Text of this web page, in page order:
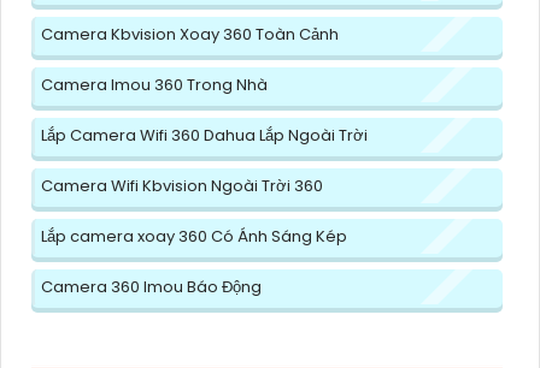
Camera Kbvision Xoay 360 Toàn Cảnh
Camera Imou 360 Trong Nhà
Lắp Camera Wifi 360 Dahua Lắp Ngoài Trời
Camera Wifi Kbvision Ngoài Trời 360
Lắp camera xoay 360 Có Ánh Sáng Kép
Camera 360 Imou Báo Động